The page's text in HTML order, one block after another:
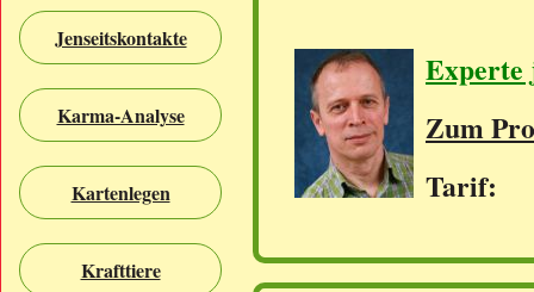
Jenseitskontakte
Karma-Analyse
Kartenlegen
Krafttiere
Experte
Zum
Tarif: